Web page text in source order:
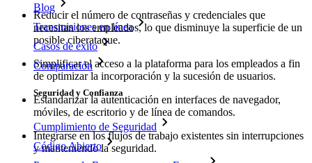
Blog
Transmisiones en línea
Casos de éxito
Comparación
Seguridad y Confianza
Cumplimiento de Seguridad
Código Abierto
Reducir el número de contraseñas y credenciales que
necesitan los empleados, lo que disminuye la superficie de un
posible ciberataque.
Simplificar el acceso a la plataforma para los empleados a fin
de optimizar la incorporación y la sucesión de usuarios.
Estandarizar la autenticación en interfaces de navegador,
móviles, de escritorio y de línea de comandos.
Integrarse en los flujos de trabajo existentes sin interrupciones
y manteniendo la seguridad.